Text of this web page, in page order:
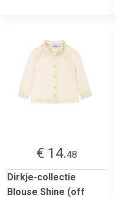
€ 14.48
Dirkje-collectie
Blouse Shine (off